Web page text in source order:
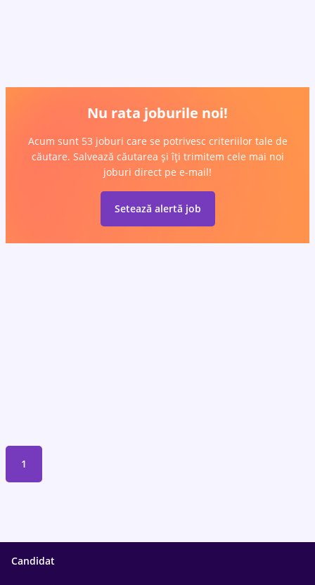
Nu rata joburile noi!
Acum sunt 53 joburi care se potrivesc criteriilor tale de
căutare. Salvează căutarea și îți trimitem cele mai noi
joburi direct pe e-mail!
Setează alertă job
1
Candidat